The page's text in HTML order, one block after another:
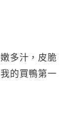
多汁，皮脆
的買鴨第一